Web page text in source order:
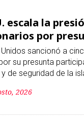
escala la
por
sancionó a
su presunta
de seguridad de la
2026